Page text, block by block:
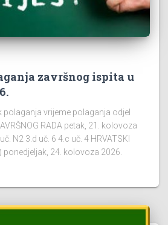
završnog ispita u
polaganja vrijeme polaganja odjel
RADA petak, 21. kolovoza
N2 3.d uč. 6 4.c uč. 4 HRVATSKI
24. kolovoza 2026.